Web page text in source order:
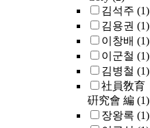
김석주 (1)
김용권 (1)
이창배 (1)
이군철 (1)
김병철 (1)
社員敎育
硏究會 編 (1)
장왕록 (1)